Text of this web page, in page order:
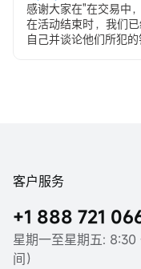
感谢大家在"在交易中
在活动结束时，我们
自己并谈论他们所犯
客户服务
+1 888 721
星期一至星期五:
间）